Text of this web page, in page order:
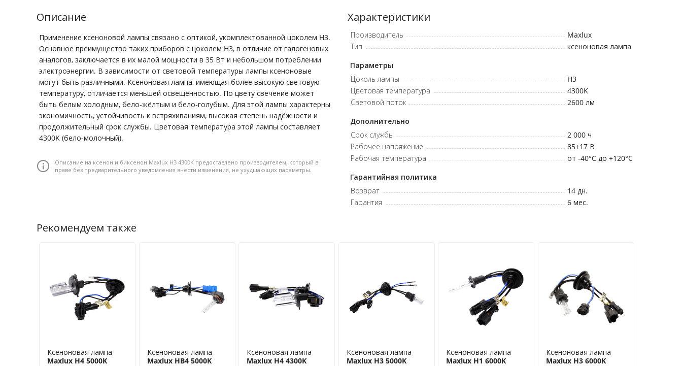
Описание
Применение ксеноновой лампы связано с оптикой, укомплектованной цоколем H3.
Основное преимущество таких приборов с цоколем H3, в отличие от галогеновых
аналогов, заключается в их малой мощности в 35 Вт и небольшом потреблении
электроэнергии. В зависимости от световой температуры лампы ксеноновые
могут быть различными. Ксеноновая лампа, имеющая более высокую световую
температуру, отличается меньшей освещённостью. По цвету свечение может
быть белым холодным, бело-жёлтым и бело-голубым. Для этой лампы характерны
экономичность, устойчивость к встряхиваниям, высокая степень надёжности и
продолжительный срок службы. Цветовая температура этой лампы составляет
4300K (бело-молочный).
Описание на ксенон и биксенон Maxlux H3 4300K предоставлено производителем, который в
праве без предварительного уведомления внести изменения, не ухудшающих параметры.
Характеристики
Производитель
Maxlux
Тип
ксеноновая лампа
Параметры
Цоколь лампы
H3
Цветовая температура
4300K
Световой поток
2600лм
Дополнительно
Срок службы
2 000ч
Рабочее напряжение
85±17В
Рабочая температура
от -40°C до +120°C
Гарантийная политика
Возврат
14 дн.
Гарантия
6 мес.
Рекомендуем также
Ксеноновая лампа
Maxlux H4 5000K
Ксеноновая лампа
Maxlux HB4 5000K
Ксеноновая лампа
Maxlux H4 4300K
Ксеноновая лампа
Maxlux H3 5000K
Ксеноновая лампа
Maxlux H1 6000K
Ксеноновая лампа
Maxlux H3 6000K